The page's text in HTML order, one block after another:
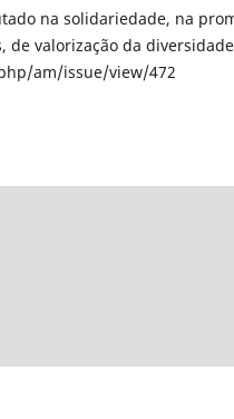
na solidariedade, na
de valorização da
am/issue/view/472